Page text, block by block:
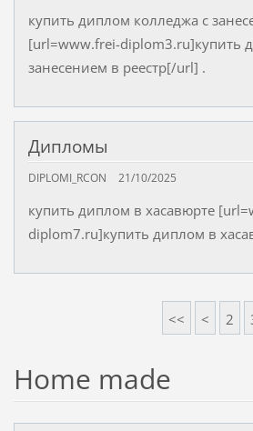
купить диплом колледжа с
[url=www.frei-diplom3.ru]купить
занесением в реестр[/url] .
Дипломы
DIPLOMI_RCON 21/10/2025
купить диплом в хасавюрте
diplom7.ru]купить диплом в
<< < 2
Home made